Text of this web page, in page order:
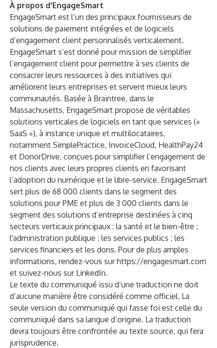
À propos d'EngageSmart
EngageSmart est l’un des principaux fournisseurs de
solutions de paiement intégrées et de logiciels
d’engagement client personnalisés verticalement.
EngageSmart s’est donné pour mission de simplifier
l’engagement client pour permettre à ses clients de
consacrer leurs ressources à des initiatives qui
améliorent leurs entreprises et servent mieux leurs
communautés. Basée à Braintree, dans le
Massachusetts, EngageSmart propose de véritables
solutions verticales de logiciels en tant que services («
SaaS »), à instance unique et multilocataires,
notamment SimplePractice, InvoiceCloud, HealthPay24
et DonorDrive, conçues pour simplifier l’engagement de
nos clients avec leurs propres clients en favorisant
l’adoption du numérique et le libre-service. EngageSmart
sert plus de 68 000 clients dans le segment des
solutions pour PME et plus de 3 000 clients dans le
segment des solutions d’entreprise destinées à cinq
secteurs verticaux principaux : la santé et le bien-être ;
l'administration publique ; les services publics ; les
services financiers et les dons. Pour de plus amples
informations, rendez-vous surhttps://engagesmart.com
et suivez-nous sur LinkedIn.
Le texte du communiqué issu d’une traduction ne doit
d’aucune manière être considéré comme officiel. La
seule version du communiqué qui fasse foi est celle du
communiqué dans sa langue d’origine. La traduction
devra toujours être confrontée au texte source, qui fera
jurisprudence.